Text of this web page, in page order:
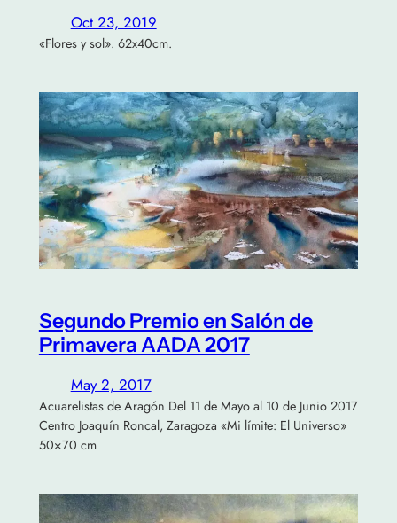
Oct 23, 2019
«Flores y sol». 62x40cm.
Segundo Premio en Salón de
Primavera AADA 2017
May 2, 2017
Acuarelistas de Aragón Del 11 de Mayo al 10 de Junio 2017
Centro Joaquín Roncal, Zaragoza «Mi límite: El Universo»
50×70 cm